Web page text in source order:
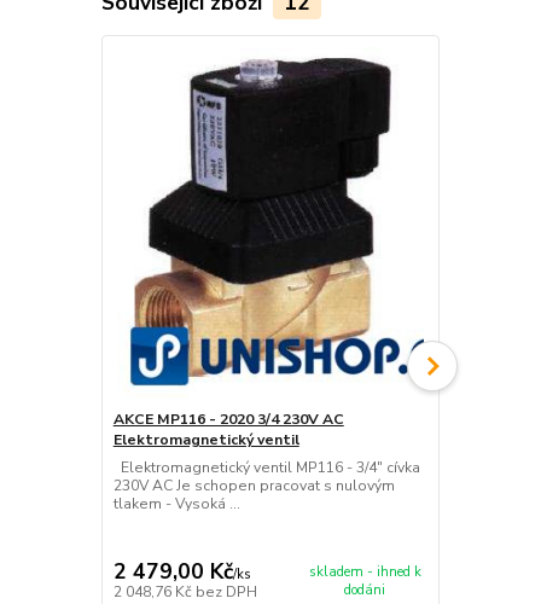
AKCE MP116 - 2020 3/4 230V AC
Elektromagnetický ventil
Elektromagnetický ventil MP116 - 3/4" cívka
230V AC Je schopen pracovat s nulovým
tlakem - Vysoká ...
2 479,00 Kč/ks
2 048,76 Kč bez DPH
skladem - ihned k
dodáni